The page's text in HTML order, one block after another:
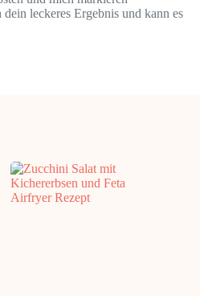
leckeres Ergebnis und kann es